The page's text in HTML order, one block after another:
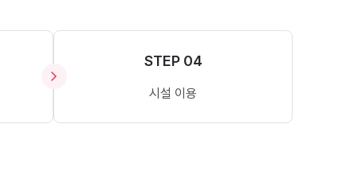
STEP 04
시설 이용